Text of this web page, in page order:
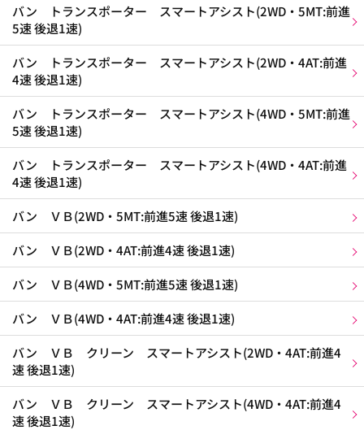
バン トランスポーター スマートアシスト(2WD・5MT:前進
5速 後退1速)
バン トランスポーター スマートアシスト(2WD・4AT:前進
4速 後退1速)
バン トランスポーター スマートアシスト(4WD・5MT:前進
5速 後退1速)
バン トランスポーター スマートアシスト(4WD・4AT:前進
4速 後退1速)
バン ＶＢ(2WD・5MT:前進5速 後退1速)
バン ＶＢ(2WD・4AT:前進4速 後退1速)
バン ＶＢ(4WD・5MT:前進5速 後退1速)
バン ＶＢ(4WD・4AT:前進4速 後退1速)
バン ＶＢ クリーン スマートアシスト(2WD・4AT:前進4
速 後退1速)
バン ＶＢ クリーン スマートアシスト(4WD・4AT:前進4
速 後退1速)